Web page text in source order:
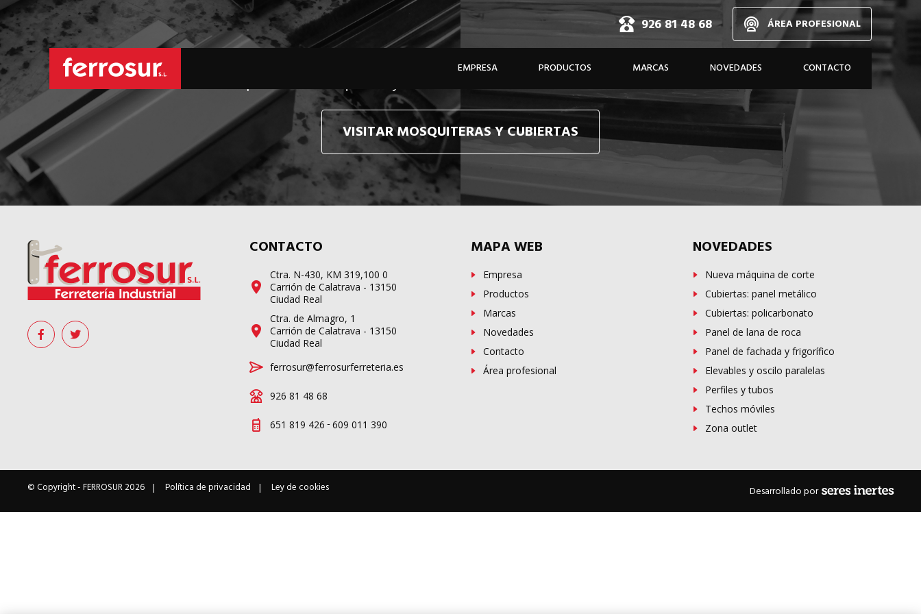
926 81 48 68 ÁREA PROFESIONAL
EMPRESA PRODUCTOS MARCAS NOVEDADES CONTACTO
Le hacemos llegar, allí donde esté, y en tiempo récord,
sus pedidos de mosquiteras y sistemas de cubiertas confeccionadosA MEDIDA
VISITAR MOSQUITERAS Y CUBIERTAS
CONTACTO
Ctra. N-430, KM 319,100 0
Carrión de Calatrava - 13150
Ciudad Real
Ctra. de Almagro, 1
Carrión de Calatrava - 13150
Ciudad Real
ferrosur@ferrosurferreteria.es
926 81 48 68
651 819 426 - 609 011 390
MAPA WEB
Empresa
Productos
Marcas
Novedades
Contacto
Área profesional
NOVEDADES
Nueva máquina de corte
Cubiertas: panel metálico
Cubiertas: policarbonato
Panel de lana de roca
Panel de fachada y frigorífico
Elevables y oscilo paralelas
Perfiles y tubos
Techos móviles
Zona outlet
© Copyright -FERROSUR2026 Política de privacidad Ley de cookies Desarrollado por